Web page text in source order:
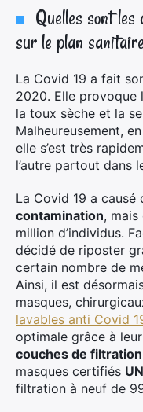
Quelles sont les
sur le plan
La Covid 19 a fait
2020. Elle provoque
la toux sèche et la
Malheureusement,
elle s’est très
l’autre partout dans
La Covid 19 a causé
contamination, mais
million d’individus.
décidé de riposter
certain nombre de
Ainsi, il est
masques,
lavables anti Covid
optimale grâce à leur
couches de
masques certifiés
filtration à neuf de